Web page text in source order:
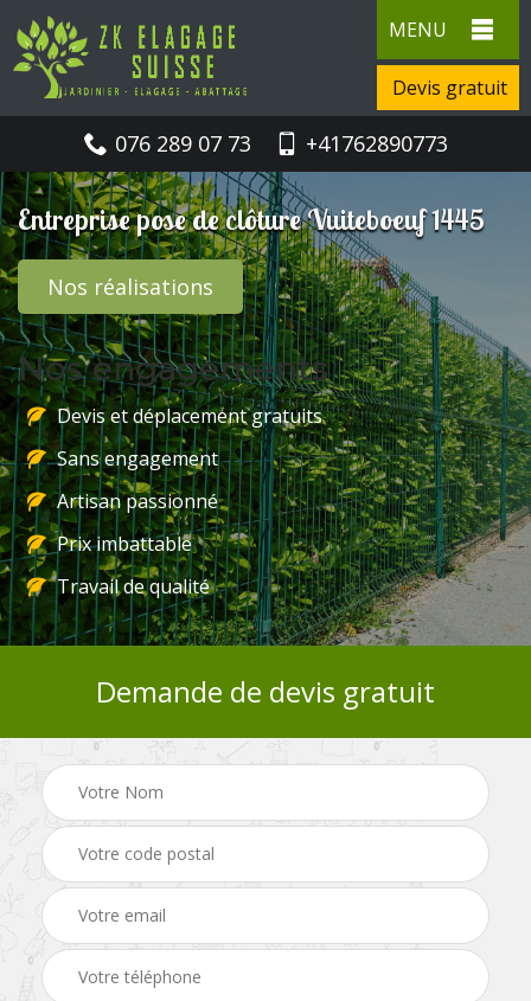
MENU
Devis gratuit
076 289 07 73 +41762890773
Entreprise pose de clôture Vuiteboeuf 1445
Nos réalisations
Nos engagements
Devis et déplacement gratuits
Sans engagement
Artisan passionné
Prix imbattable
Travail de qualité
Demande de devis gratuit